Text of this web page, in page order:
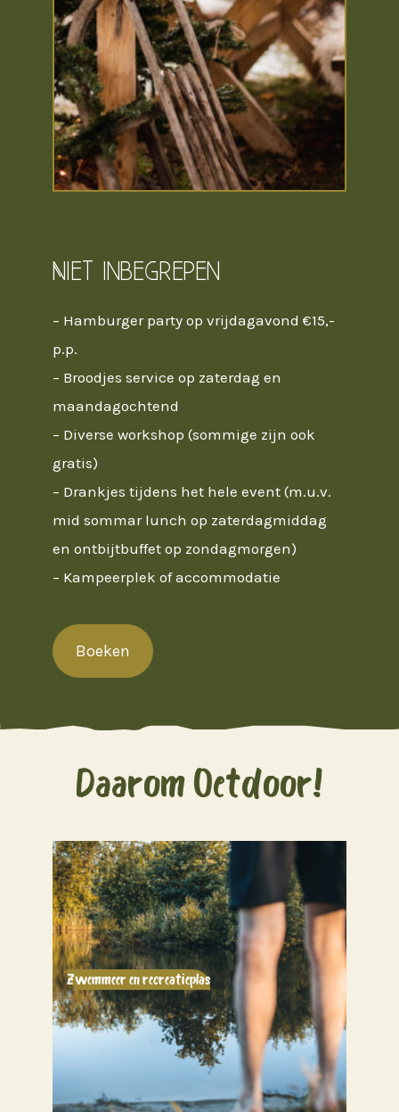
Niet inbegrepen
– Hamburger party op vrijdagavond €15,-
p.p.
– Broodjes service op zaterdag en
maandagochtend
– Diverse workshop (sommige zijn ook
gratis)
– Drankjes tijdens het hele event (m.u.v.
mid sommar lunch op zaterdagmiddag
en ontbijtbuffet op zondagmorgen)
– Kampeerplek of accommodatie
Boeken
Daarom Oetdoor!
Zwemmeer en recreatieplas